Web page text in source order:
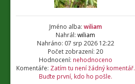
Jméno alba: wiliam
Nahrál: wiliam
Nahráno: 07 srp 2026 12:22
Počet zobrazení: 20
Hodnocení: nehodnoceno
Komentáře: Zatím tu není žádný komentář.
Buďte první, kdo ho pošle.